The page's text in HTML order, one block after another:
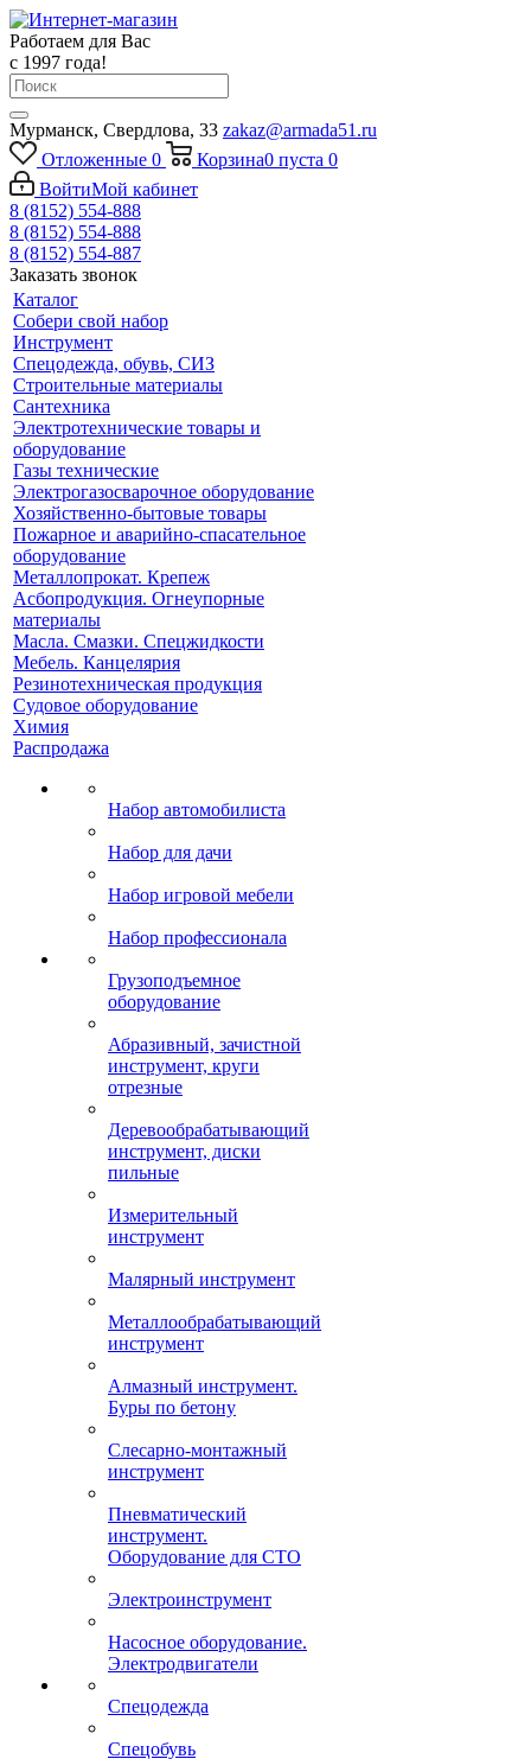
Работаем для Вас
с 1997 года!
Мурманск, Свердлова, 33 zakaz@armada51.ru
Отложенные 0 Корзина0 пуста 0
ВойтиМой кабинет
8 (8152) 554-888
8 (8152) 554-888
8 (8152) 554-887
Заказать звонок
Каталог
Собери свой набор
Инструмент
Спецодежда, обувь, СИЗ
Строительные материалы
Сантехника
Электротехнические товары и
оборудование
Газы технические
Электрогазосварочное оборудование
Хозяйственно-бытовые товары
Пожарное и аварийно-спасательное
оборудование
Металлопрокат. Крепеж
Асбопродукция. Огнеупорные
материалы
Масла. Смазки. Спецжидкости
Мебель. Канцелярия
Резинотехническая продукция
Судовое оборудование
Химия
Распродажа
Набор автомобилиста
Набор для дачи
Набор игровой мебели
Набор профессионала
Грузоподъемное
оборудование
Абразивный, зачистной
инструмент, круги
отрезные
Деревообрабатывающий
инструмент, диски
пильные
Измерительный
инструмент
Малярный инструмент
Металлообрабатывающий
инструмент
Алмазный инструмент.
Буры по бетону
Слесарно-монтажный
инструмент
Пневматический
инструмент.
Оборудование для СТО
Электроинструмент
Насосное оборудование.
Электродвигатели
Спецодежда
Спецобувь